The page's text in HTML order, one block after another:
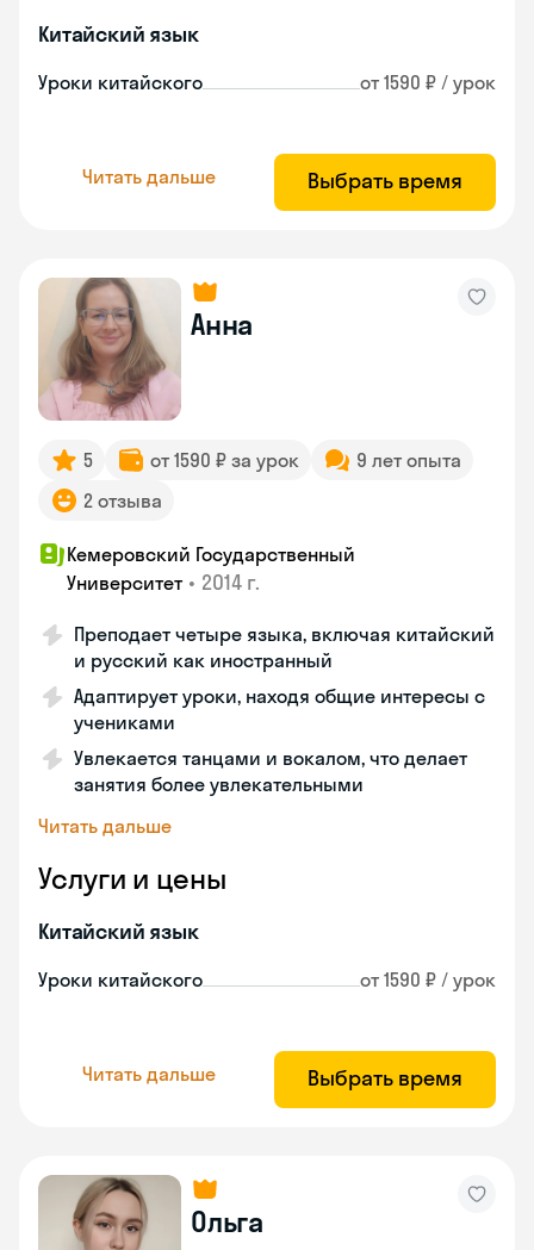
Китайский язык
Уроки китайского от 1590 ₽ / урок
Читать дальше Выбрать время
Анна
5 от 1590 ₽ за урок
9 лет опыта
2 отзыва
Кемеровский Государственный
Университет • 2014 г.
Преподает четыре языка, включая китайский
и русский как иностранный
Адаптирует уроки, находя общие интересы с
учениками
Увлекается танцами и вокалом, что делает
занятия более увлекательными
Читать дальше
Услуги и цены
Китайский язык
Уроки китайского от 1590 ₽ / урок
Читать дальше Выбрать время
Ольга